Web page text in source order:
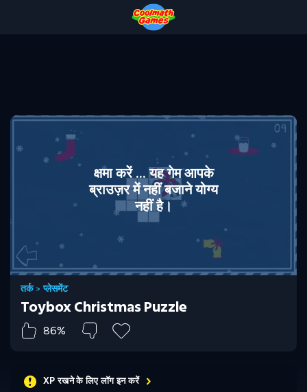
क्षमा करें ... यह गेम आपके
ब्राउज़र में नहीं बजाने योग्य
नहीं है।
तर्क>प्लेसमेंट
Toybox Christmas Puzzle
86%
XP रखने के लिए लॉग इन करें